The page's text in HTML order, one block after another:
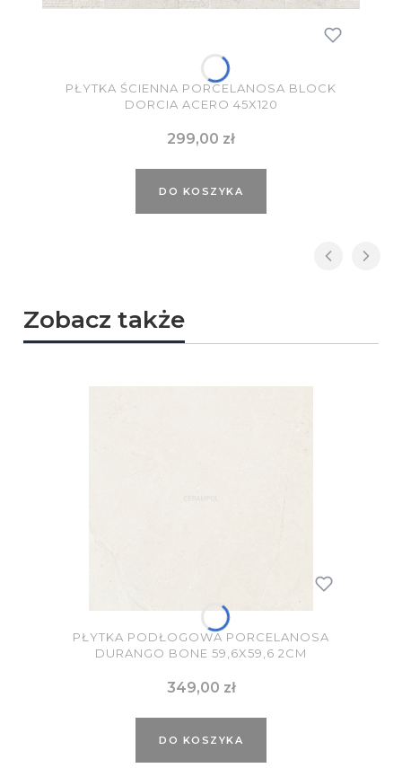
PŁYTKA ŚCIENNA PORCELANOSA BLOCK
DORCIA ACERO 45X120
Cena
299,00 zł
DO KOSZYKA
Zobacz także
PŁYTKA PODŁOGOWA PORCELANOSA
DURANGO BONE 59,6X59,6 2CM
Cena
349,00 zł
DO KOSZYKA